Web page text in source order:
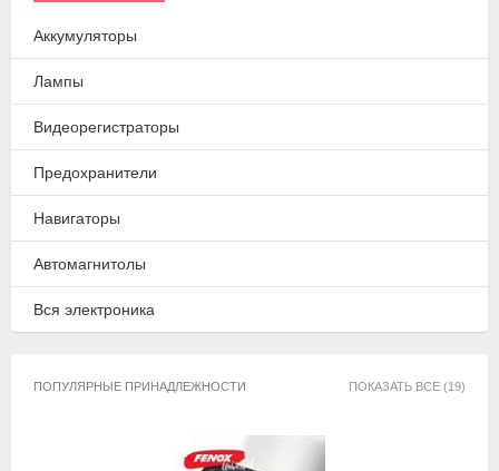
Аккумуляторы
Лампы
Видеорегистраторы
Предохранители
Навигаторы
Автомагнитолы
Вся электроника
ПОПУЛЯРНЫЕ ПРИНАДЛЕЖНОСТИ ПОКАЗАТЬ ВСЕ (19)